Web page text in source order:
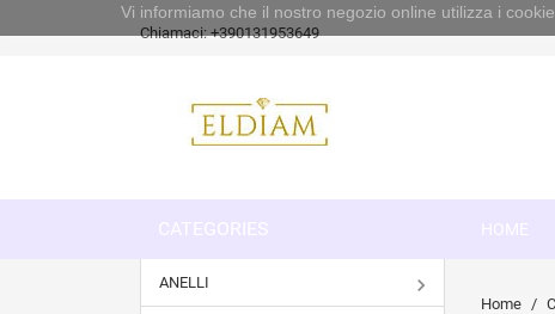
Chiamaci:+390131953649
CATEGORIES HOME
ANELLI
Home
Vi informiamo che il nostro negozio online utilizza i